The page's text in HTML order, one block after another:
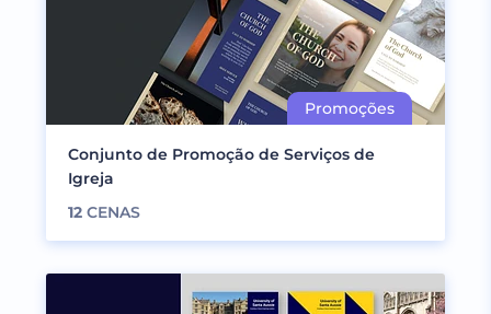
Conjunto de Promoção de Serviços de
Igreja
12 CENAS